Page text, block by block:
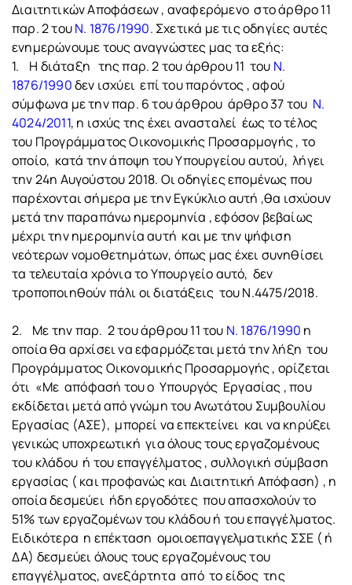
Διαιτητικών Αποφάσεων , αναφερόμενο στο άρθρο 11
παρ. 2 τουΝ. 1876/1990. Σχετικά με τις οδηγίες αυτές
ενημερώνουμε τους αναγνώστες μας τα εξής:
1. Η διάταξη της παρ. 2 του άρθρου 11 του Ν.
1876/1990δεν ισχύει επί του παρόντος , αφού
σύμφωνα με την παρ. 6 του άρθρου άρθρο 37 του Ν.
4024/2011, η ισχύς της έχει ανασταλεί έως το τέλος
του Προγράμματος Οικονομικής Προσαρμογής , το
οποίο, κατά την άποψη του Υπουργείου αυτού, λήγει
την 24η Αυγούστου 2018. Οι οδηγίες επομένως που
παρέχονται σήμερα με την Εγκύκλιο αυτή ,θα ισχύουν
μετά την παραπάνω ημερομηνία , εφόσον βεβαίως
μέχρι την ημερομηνία αυτή και με την ψήφιση
νεότερων νομοθετημάτων, όπως μας έχει συνηθίσει
τα τελευταία χρόνια το Υπουργείο αυτό, δεν
τροποποιηθούν πάλι οι διατάξεις του Ν.4475/2018.
2. Με την παρ. 2 του άρθρου 11 του Ν. 1876/1990 η
οποία θα αρχίσει να εφαρμόζεται μετά την λήξη του
Προγράμματος Οικονομικής Προσαρμογής , ορίζεται
ότι «Με απόφασή του ο Υπουργός Εργασίας , που
εκδίδεται μετά από γνώμη του Ανωτάτου Συμβουλίου
Εργασίας (ΑΣΕ), μπορεί να επεκτείνει και να κηρύξει
γενικώς υποχρεωτική για όλους τους εργαζομένους
του κλάδου ή του επαγγέλματος , συλλογική σύμβαση
εργασίας ( και προφανώς και Διαιτητική Απόφαση) , η
οποία δεσμεύει ήδη εργοδότες που απασχολούν το
51% των εργαζομένων του κλάδου ή του επαγγέλματος.
Ειδικότερα η επέκταση ομοιοεπαγγελματικής ΣΣΕ ( ή
ΔΑ) δεσμεύει όλους τους εργαζομένους του
επαγγέλματος, ανεξάρτητα από το είδος της